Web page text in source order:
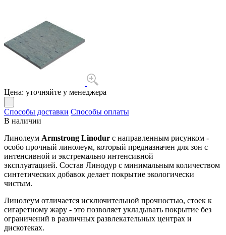
Цена: уточняйте у менеджера
Способы доставки Способы оплаты
В наличии
Линолеум Armstrong Linodur с направленным рисунком -
особо прочный линолеум, который предназначен для зон с
интенсивной и экстремально интенсивной
эксплуатацией. Состав Линодур с минимальным количеством
синтетических добавок делает покрытие экологически
чистым.
Линолеум отличается исключительной прочностью, стоек к
сигаретному жару - это позволяет укладывать покрытие без
ограничений в различных развлекательных центрах и
дискотеках.